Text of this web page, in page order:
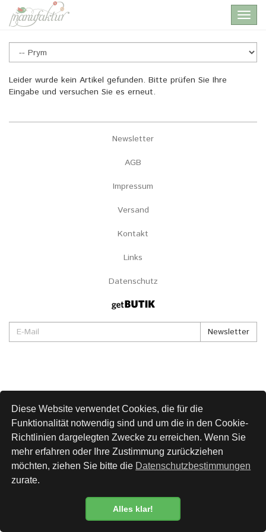
Datenschutzbestimmung
Diese Website verwendet Cookies, die für die
Funktionalität notwendig sind und um die in den Cookie-
Richtlinien dargelegten Zwecke zu erreichen. Wenn Sie
mehr erfahren oder Ihre Zustimmung zurückziehen
möchten, ziehen Sie bitte die Datenschutzbestimmungen
zurate.
Alles klar!
main
content
Prym
Leider wurde kein Artikel gefunden. Bitte prüfen Sie Ihre
Eingabe und versuchen Sie es erneut.
Newsletter
AGB
Impressum
Versand
Kontakt
Links
Datenschutz
Newsletter